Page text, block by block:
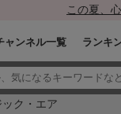
この夏、
ャンネル一覧 ランキ
ク・エア